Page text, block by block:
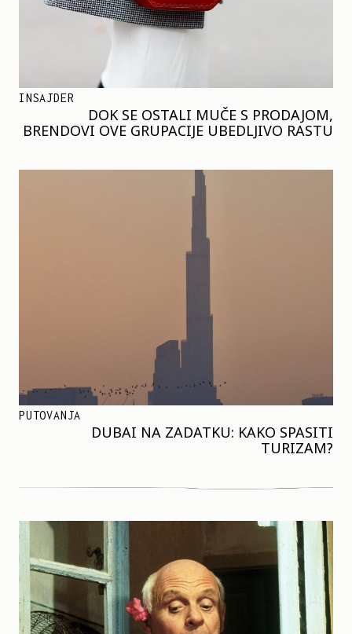
INSAJDER
DOK SE OSTALI MUČE S PRODAJOM,
BRENDOVI OVE GRUPACIJE UBEDLJIVO RASTU
PUTOVANJA
DUBAI NA ZADATKU: KAKO SPASITI
TURIZAM?